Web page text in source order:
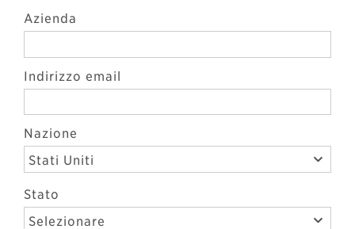
Azienda
Indirizzo email
Nazione
Stati Uniti
Stato
Selezionare